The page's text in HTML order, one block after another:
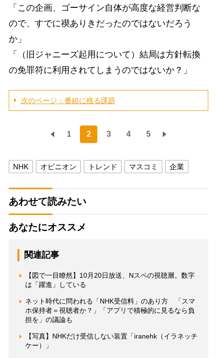
「この企画、ゴーサイン自体が高度な経営判断な
ので、すでに禊ありきだったのではないだろう
か」
「（旧ジャニーズ起用について）結局は方針転換
の免罪符に利用されてしまうのではないか？」
次のページ：番組に残る課題
1 2 3 4 5
NHK オピニオン トレンド マスコミ 企業
あわせて読みたい
あなたにオススメ
関連記事
【図で一目瞭然】10月20日放送、Nスペの視聴層。数字
は「躍進」している
ネット時代に問われる「NHK受信料」のあり方 「スマ
ホ保持者＝視聴者か？」「アプリで積極的に見るなら負
担を」の議論も
【写真】NHKだけ受信しない装置「iranehk（イラネッチ
ケー）」